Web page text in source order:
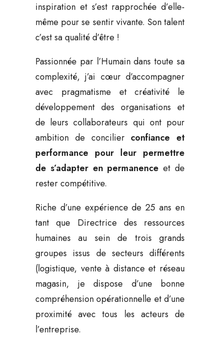
inspiration et s’est rapprochée d’elle-
même pour se sentir vivante. Son talent
c’est sa qualité d’être !
Passionnée par l’Humain dans toute sa
complexité, j’ai cœur d’accompagner
avec pragmatisme et créativité le
développement des organisations et
de leurs collaborateurs qui ont pour
ambition de concilier confiance et
performance pour leur permettre
de s’adapter en permanence et de
rester compétitive.
Riche d’une expérience de 25 ans en
tant que Directrice des ressources
humaines au sein de trois grands
groupes issus de secteurs différents
(logistique, vente à distance et réseau
magasin, je dispose d’une bonne
compréhension opérationnelle et d’une
proximité avec tous les acteurs de
l’entreprise.